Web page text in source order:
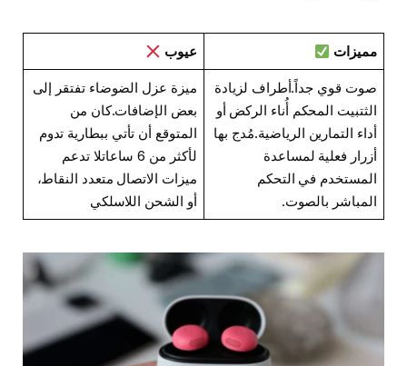
مميزات عيوب
صوت قوي جداً.أطراف لزيادة
الثتبيت المحكم أُناء الركض أو
أداء التمارين الرياضية.مُدج بها
أزرار فعلية لمساعدة
المستخدم في التحكم
المباشر بالصوت.
ميزة عزل الضوضاء تفتقر إلى
بعض الإضافات.كان من
المتوقع أن تأتي ببطارية تدوم
لأكثر من 6 ساعاتلا تدعم
ميزات الاتصال متعدد النقاط،
أو الشحن اللاسلكي